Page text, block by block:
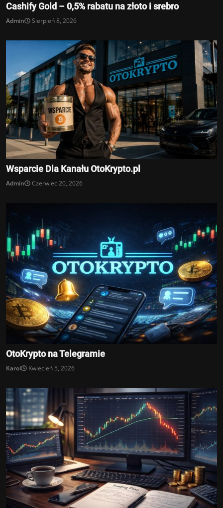
Cashify Gold – 0,5% rabatu na złoto i srebro
Admin Sierpień 8, 2026
Wsparcie Dla Kanału OtoKrypto.pl
Admin Czerwiec 20, 2026
OtoKrypto na Telegramie
Karol Kwiecień 5, 2026